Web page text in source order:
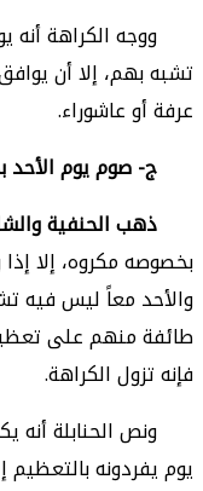
ووجه الكراهة أنه
تشبه بهم، إلا أن
عرفة أو عاشوراء.
ج- صوم يوم
ذهب الحنفية
بخصوصه مكروه، إلا
والأحد معاً ليس فيه
طائفة منهم على
فإنه تزول الكراهة.
ونص الحنابلةأنه
يوم يفردونه بالتعظيم